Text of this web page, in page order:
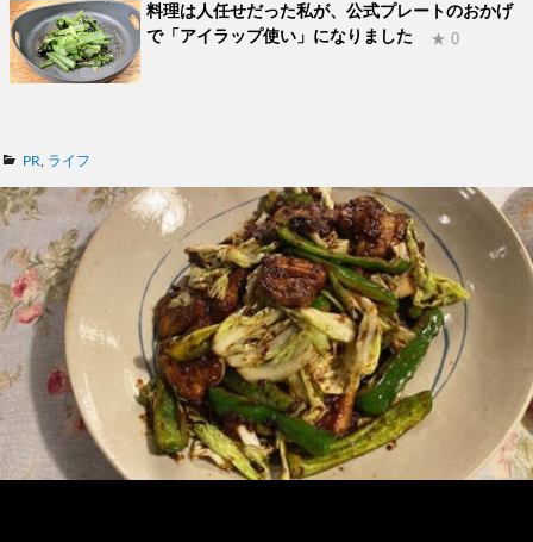
料理は人任せだった私が、公式プレートのおかげ
で「アイラップ使い」になりました
★ 0
カ
ゴ
リ
ー
PR ライフ